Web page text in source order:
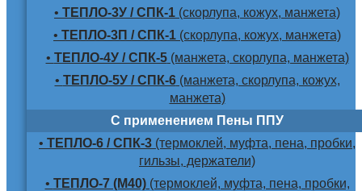
• ТЕПЛО-3У / СПК-1 (скорлупа, кожух, манжета)
• ТЕПЛО-3П / СПК-1 (скорлупа, кожух, манжета)
• ТЕПЛО-4У / СПК-5(манжета, скорлупа, манжета)
• ТЕПЛО-5У / СПК-6(манжета, скорлупа, кожух,
манжета)
С применением Пены ППУ
• ТЕПЛО-6 / СПК-3 (термоклей, муфта, пена, пробки,
гильзы, держатели)
• ТЕПЛО-7 (М40)(термоклей, муфта, пена, пробки,